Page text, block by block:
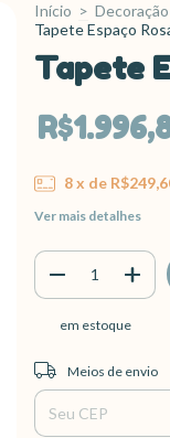
Início > Decoração
Tapete Espaço
Tapete
8x de
Ver mais detalhes
em estoque
Entregas para o CEP:
Meios de envio